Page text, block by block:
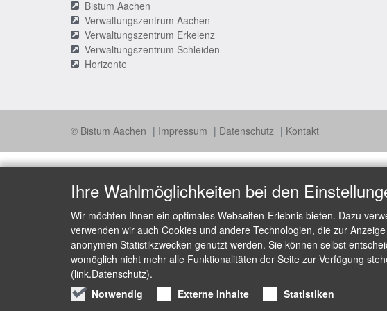
Bistum Aachen
Verwaltungszentrum Aachen
Verwaltungszentrum Erkelenz
Verwaltungszentrum Schleiden
Horizonte
© Bistum Aachen Impressum Datenschutz Kontakt
Ihre Wahlmöglichkeiten bei den
Wir möchten Ihnen ein optimales Webseiten-Erlebnis bieten. Dazu
verwenden wir auch Cookies und andere Technologien, die zur
anonymen Statistikzwecken genutzt werden. Sie können selbst
womöglich nicht mehr alle Funktionalitäten der Seite zur Verfügung
(link.Datenschutz).
Notwendig
Externe Inhalte Statistiken